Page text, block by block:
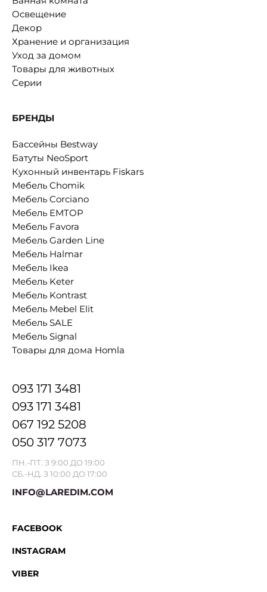
Освещение
Декор
Хранение и организация
Уход за домом
Товары для животных
Серии
БРЕНДЫ
Бассейны Bestway
Батуты NeoSport
Кухонный инвентарь Fiskars
Мебель Chomik
Мебель Corciano
Мебель EMTOP
Мебель Favora
Мебель Garden Line
Мебель Halmar
Мебель Ikea
Мебель Keter
Мебель Kontrast
Мебель Mebel Elit
Мебель SALE
Мебель Signal
Товары для дома Homla
093 171 3481
093 171 3481
067 192 5208
050 317 7073
ПН.-ПТ. З 9:00 ДО 19:00
СБ.-НД. З 10:00 ДО 17:00
INFO@LAREDIM.COM
FACEBOOK
INSTAGRAM
VIBER